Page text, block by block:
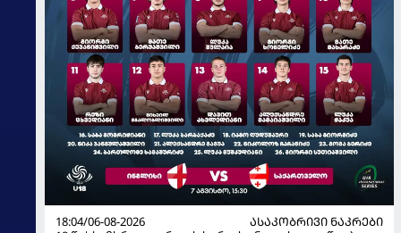
18:04/06-08-2026
ᲐᲡᲐᲙᲝᲑᲠᲘᲕᲘ ᲜᲐᲙᲠᲔᲑᲘ